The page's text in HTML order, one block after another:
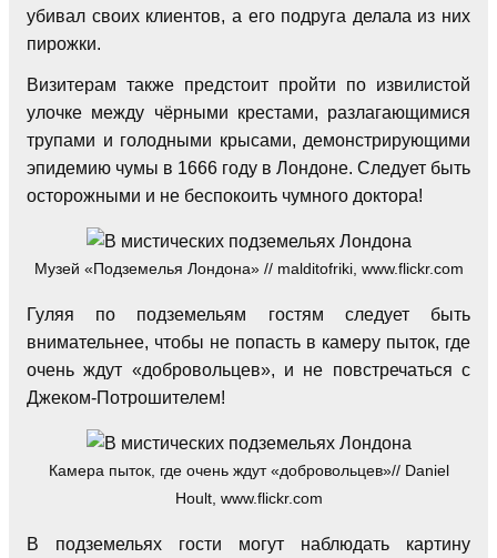
убивал своих клиентов, а его подруга делала из них
пирожки.
Визитерам также предстоит пройти по извилистой
улочке между чёрными крестами, разлагающимися
трупами и голодными крысами, демонстрирующими
эпидемию чумы в 1666 году в Лондоне. Следует быть
осторожными и не беспокоить чумного доктора!
Музей «Подземелья Лондона» // malditofriki, www.flickr.com
Гуляя по подземельям гостям следует быть
внимательнее, чтобы не попасть в камеру пыток, где
очень ждут «добровольцев», и не повстречаться с
Джеком-Потрошителем!
Камера пыток, где очень ждут «добровольцев»// Daniel
Hoult, www.flickr.com
В подземельях гости могут наблюдать картину